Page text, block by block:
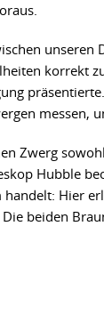
unseren
korrekt
messen,
Zwerg
Hubble
Hier
beiden